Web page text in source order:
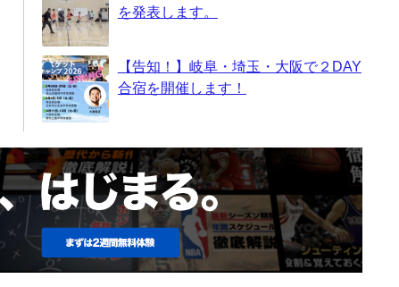
を発表します。
【告知！】岐阜・埼玉・大阪で２DAY
合宿を開催します！